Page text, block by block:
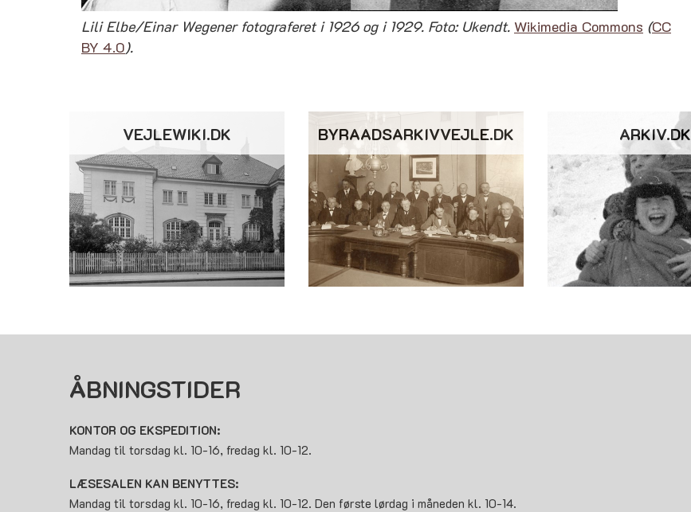
Lili Elbe/Einar Wegener fotograferet i 1926 og i 1929. Foto: Ukendt. Wikimedia Commons (CC
BY 4.0).
VEJLEWIKI.DK BYRAADSARKIVVEJLE.DK ARKIV.DK
ÅBNINGSTIDER
KONTOR OG EKSPEDITION:
Mandag til torsdag kl. 10-16, fredag kl. 10-12.
LÆSESALEN KAN BENYTTES:
Mandag til torsdag kl. 10-16, fredag kl. 10-12. Den første lørdag i måneden kl. 10-14.